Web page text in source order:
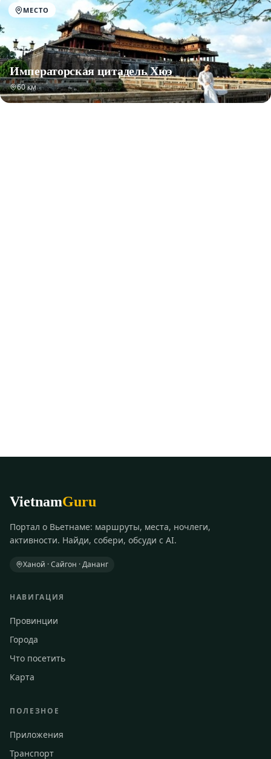
МЕСТО
Императорская цитадель Хюэ
60 км
VietnamGuru
Портал о Вьетнаме: маршруты, места, ночлеги,
активности. Найди, собери, обсуди с AI.
Ханой · Сайгон · Дананг
НАВИГАЦИЯ
Провинции
Города
Что посетить
Карта
ПОЛЕЗНОЕ
Приложения
Транспорт